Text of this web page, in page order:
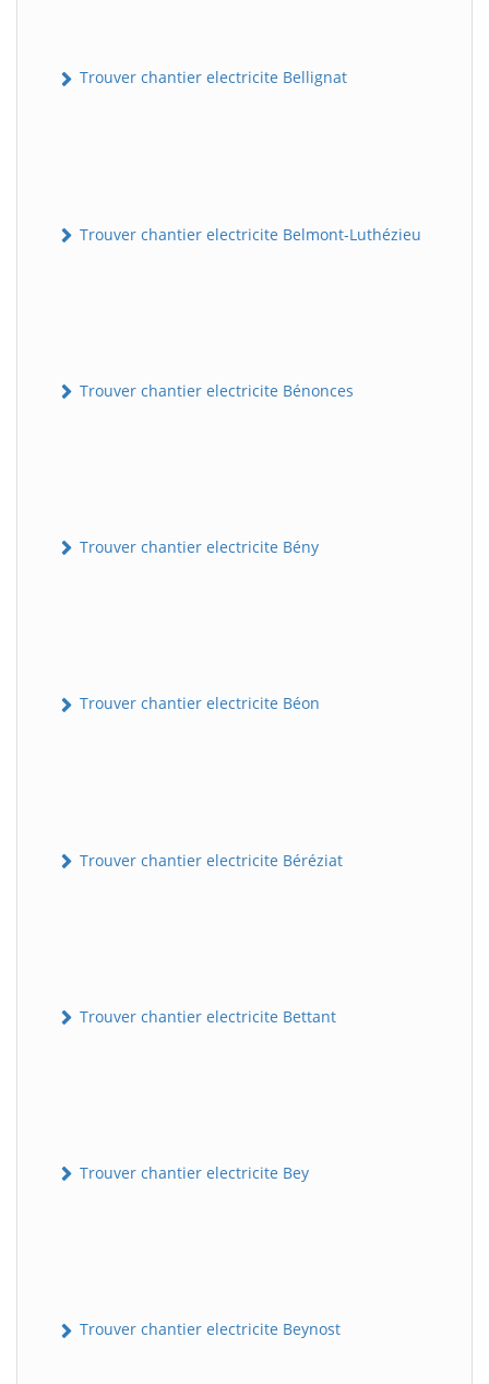
Trouver chantier electricite Bellignat
Trouver chantier electricite Belmont-Luthézieu
Trouver chantier electricite Bénonces
Trouver chantier electricite Bény
Trouver chantier electricite Béon
Trouver chantier electricite Béréziat
Trouver chantier electricite Bettant
Trouver chantier electricite Bey
Trouver chantier electricite Beynost